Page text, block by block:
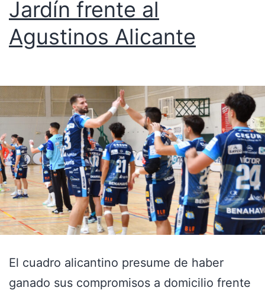
Jardín frente al
Agustinos Alicante
El cuadro alicantino presume de haber
ganado sus compromisos a domicilio frente